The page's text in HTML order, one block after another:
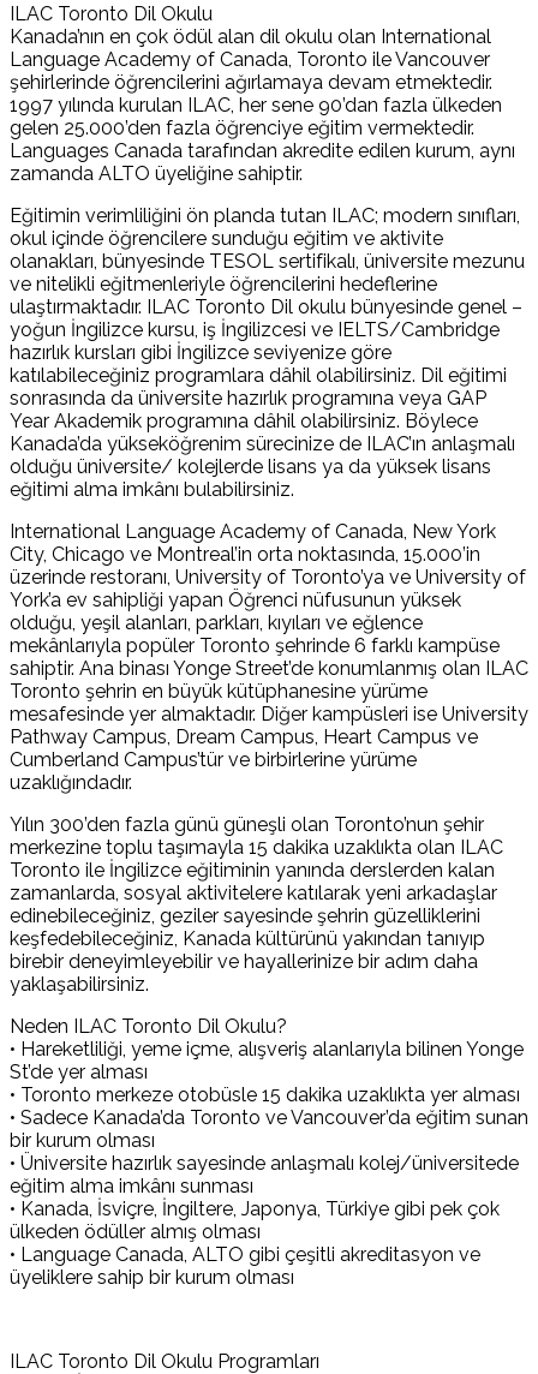
ILAC Toronto Dil Okulu
Kanada’nın en çok ödül alan dil okulu olan International
Language Academy of Canada, Toronto ile Vancouver
şehirlerinde öğrencilerini ağırlamaya devam etmektedir.
1997 yılında kurulan ILAC, her sene 90’dan fazla ülkeden
gelen 25.000’den fazla öğrenciye eğitim vermektedir.
Languages Canada tarafından akredite edilen kurum, aynı
zamanda ALTO üyeliğine sahiptir.
Eğitimin verimliliğini ön planda tutan ILAC; modern sınıfları,
okul içinde öğrencilere sunduğu eğitim ve aktivite
olanakları, bünyesinde TESOL sertifikalı, üniversite mezunu
ve nitelikli eğitmenleriyle öğrencilerini hedeflerine
ulaştırmaktadır. ILAC Toronto Dil okulu bünyesinde genel –
yoğun İngilizce kursu, iş İngilizcesi ve IELTS/Cambridge
hazırlık kursları gibi İngilizce seviyenize göre
katılabileceğiniz programlara dâhil olabilirsiniz. Dil eğitimi
sonrasında da üniversite hazırlık programına veya GAP
Year Akademik programına dâhil olabilirsiniz. Böylece
Kanada’da yükseköğrenim sürecinize de ILAC’ın anlaşmalı
olduğu üniversite/ kolejlerde lisans ya da yüksek lisans
eğitimi alma imkânı bulabilirsiniz.
International Language Academy of Canada, New York
City, Chicago ve Montreal’in orta noktasında, 15.000’in
üzerinde restoranı, University of Toronto’ya ve University of
York’a ev sahipliği yapan Öğrenci nüfusunun yüksek
olduğu, yeşil alanları, parkları, kıyıları ve eğlence
mekânlarıyla popüler Toronto şehrinde 6 farklı kampüse
sahiptir. Ana binası Yonge Street’de konumlanmış olan ILAC
Toronto şehrin en büyük kütüphanesine yürüme
mesafesinde yer almaktadır. Diğer kampüsleri ise University
Pathway Campus, Dream Campus, Heart Campus ve
Cumberland Campus’tür ve birbirlerine yürüme
uzaklığındadır.
Yılın 300’den fazla günü güneşli olan Toronto’nun şehir
merkezine toplu taşımayla 15 dakika uzaklıkta olan ILAC
Toronto ile İngilizce eğitiminin yanında derslerden kalan
zamanlarda, sosyal aktivitelere katılarak yeni arkadaşlar
edinebileceğiniz, geziler sayesinde şehrin güzelliklerini
keşfedebileceğiniz, Kanada kültürünü yakından tanıyıp
birebir deneyimleyebilir ve hayallerinize bir adım daha
yaklaşabilirsiniz.
Neden ILAC Toronto Dil Okulu?
• Hareketliliği, yeme içme, alışveriş alanlarıyla bilinen Yonge
St’de yer alması
• Toronto merkeze otobüsle 15 dakika uzaklıkta yer alması
• Sadece Kanada’da Toronto ve Vancouver’da eğitim sunan
bir kurum olması
• Üniversite hazırlık sayesinde anlaşmalı kolej/üniversitede
eğitim alma imkânı sunması
• Kanada, İsviçre, İngiltere, Japonya, Türkiye gibi pek çok
ülkeden ödüller almış olması
• Language Canada, ALTO gibi çeşitli akreditasyon ve
üyeliklere sahip bir kurum olması
ILAC Toronto Dil Okulu Programları